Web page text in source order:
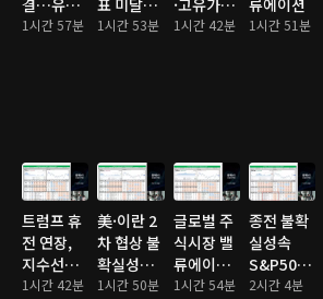
결…유가
급등에 혼
1시간 57분
표 미달에
기술주 ‘비
1시간 53분
·고유가에
도 상승…
1시간 42분
류에이션
1시간 51분
트럼프 휴
전 연장,
지수선물
일제 랠
1시간 42분
美·이란 2
차 협상 불
확실성에
주요 지수
1시간 50분
글로벌 주
식시장 밸
류에이션
체크
1시간 54분
종전 불확
실성속
S&P500·
나스닥 이
2시간 4분